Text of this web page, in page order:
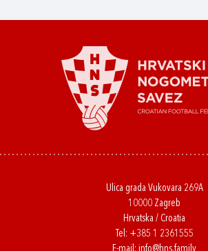
Ulica grada Vukovara 269A
10000 Zagreb
Hrvatska / Croatia
Tel: +385 1 2361555